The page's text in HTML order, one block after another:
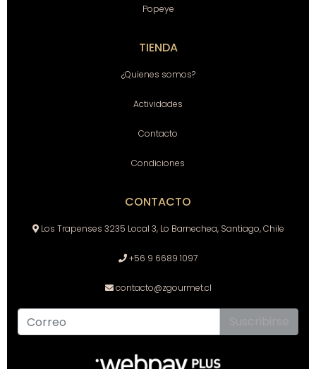
Popeye
TIENDA
¿Quienes somos?
Actividades
Contacto
Condiciones
CONTACTO
Los Trapenses 3235 Local 3, Lo Barnechea, Santiago, Chile
+56 9 6689 1097
contacto@zgourmet.cl